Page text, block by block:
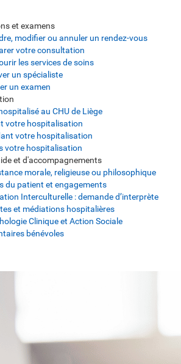
et examens
modifier ou annuler un rendez-vous
votre consultation
les services de soins
un spécialiste
un examen
au CHU de Liège
votre hospitalisation
votre hospitalisation
votre hospitalisation
et d'accompagnements
morale, religieuse ou philosophique
du patient et engagements
Interculturelle : demande d’interprète
et médiations hospitalières
Clinique et Action Sociale
bénévoles